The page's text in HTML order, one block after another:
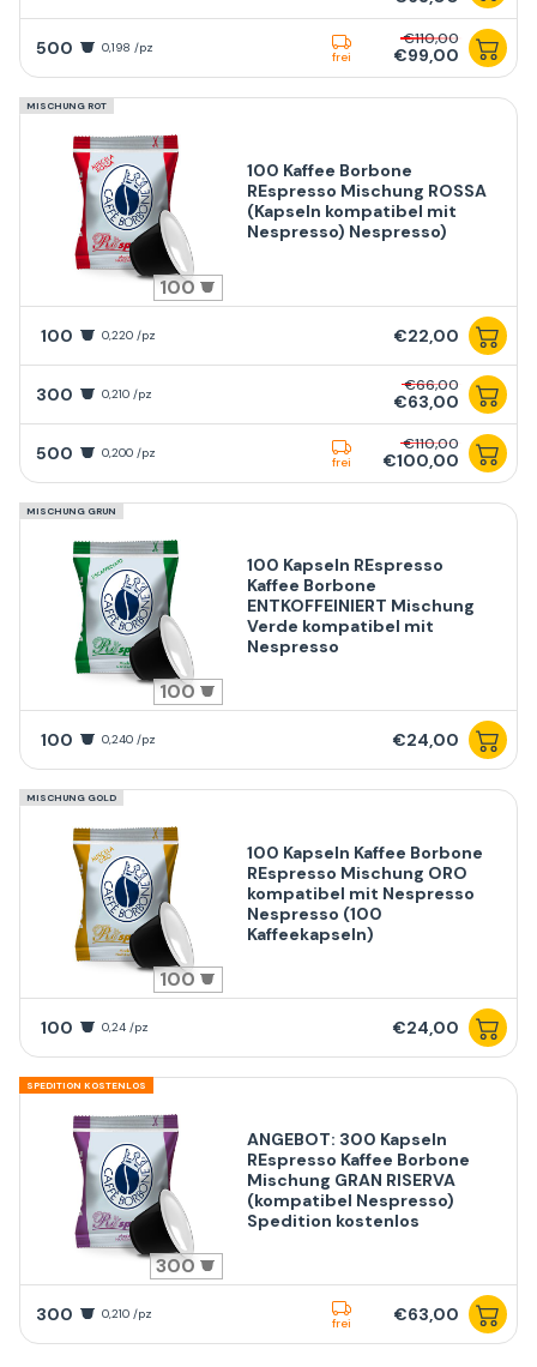
500 0,198 /pz
frei
€110,00
€99,00
MISCHUNG ROT
100
100 Kaffee Borbone
REspresso Mischung ROSSA
(Kapseln kompatibel mit
Nespresso) Nespresso)
100 0,220 /pz €22,00
300 0,210 /pz €66,00
€63,00
500 0,200 /pz
frei
€110,00
€100,00
MISCHUNG GRUN
100
100 Kapseln REspresso
Kaffee Borbone
ENTKOFFEINIERT Mischung
Verde kompatibel mit
Nespresso
100 0,240 /pz €24,00
MISCHUNG GOLD
100
100 Kapseln Kaffee Borbone
REspresso Mischung ORO
kompatibel mit Nespresso
Nespresso (100
Kaffeekapseln)
100 0,24 /pz €24,00
SPEDITION KOSTENLOS
300
ANGEBOT: 300 Kapseln
REspresso Kaffee Borbone
Mischung GRAN RISERVA
(kompatibel Nespresso)
Spedition kostenlos
300 0,210 /pz
frei €63,00